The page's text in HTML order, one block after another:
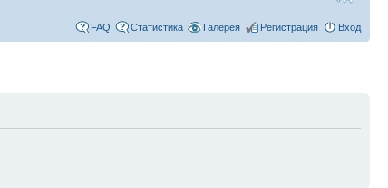
FAQ Статистика Галерея Регистрация Вход